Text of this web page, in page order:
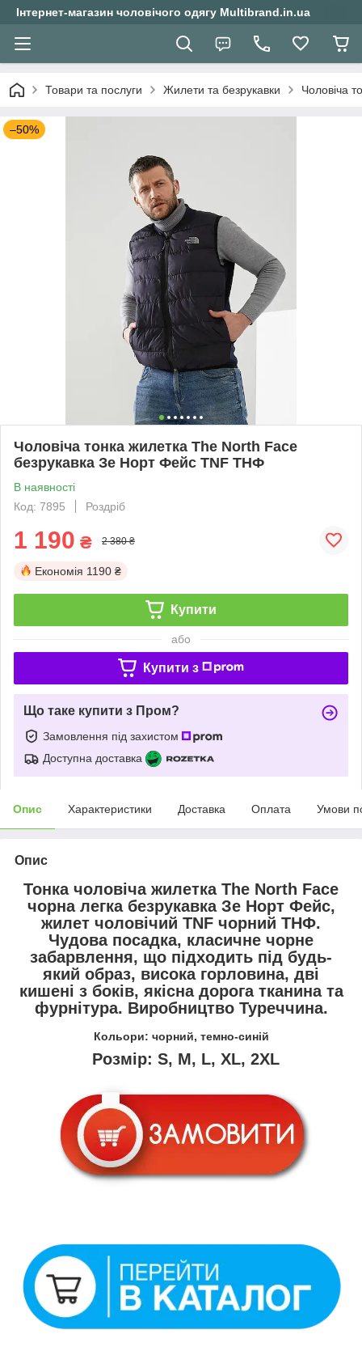
Інтернет-магазин чоловічого одягу Multibrand.in.ua
Товари та послуги Жилети та безрукавки Чоловіча
–50%
Чоловіча тонка жилетка The North Face
безрукавка Зе Норт Фейс TNF ТНФ
В наявності
Код: 7895
Роздріб
1 190 ₴ 2 380 ₴
Економія 1190 ₴
Купити
або
Купити з
Що таке купити з Пром?
Замовлення під захистом
Доступна доставка
Опис Характеристики Доставка Оплата Умови
Опис
Тонка чоловіча жилетка The North Face
чорна легка безрукавка Зе Норт Фейс,
жилет чоловічий TNF чорний ТНФ.
Чудова посадка, класичне чорне
забарвлення, що підходить під будь-
який образ, висока горловина, дві
кишені з боків, якісна дорога тканина та
фурнітура. Виробництво Туреччина.
Кольори: чорний, темно-синій
Розмір: S, M, L, XL, 2XL